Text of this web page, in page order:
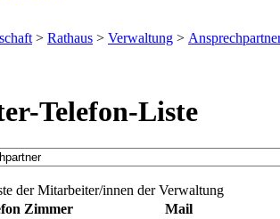
> Rathaus > Verwaltung >
Telefon-Liste
der Mitarbeiter/innen der Verwaltung
Zimmer
Mail